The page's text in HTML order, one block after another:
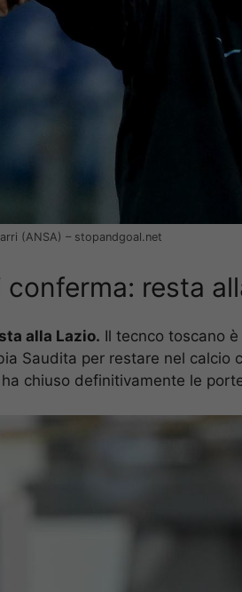
(ANSA) – stopandgoal.net
conferma: resta
alla Lazio. Il tecnco toscano
Saudita per restare nel
chiuso definitivamente le